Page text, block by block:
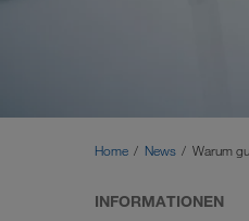
Home News Warum
INFORMATIONEN